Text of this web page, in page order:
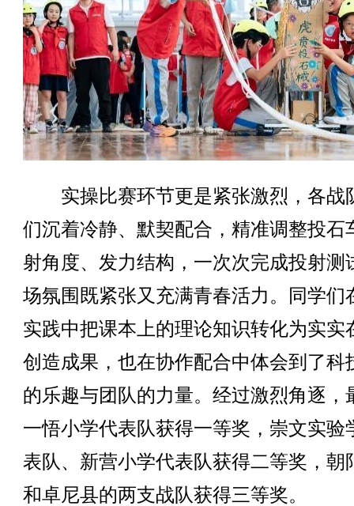
实操比赛环节更是紧张激烈，各战
们沉着冷静、默契配合，精准调整投石
射角度、发力结构，一次次完成投射测
场氛围既紧张又充满青春活力。同学们
实践中把课本上的理论知识转化为实实
创造成果，也在协作配合中体会到了科
的乐趣与团队的力量。经过激烈角逐，
一悟小学代表队获得一等奖，崇文实验
表队、新营小学代表队获得二等奖，朝
和卓尼县的两支战队获得三等奖。